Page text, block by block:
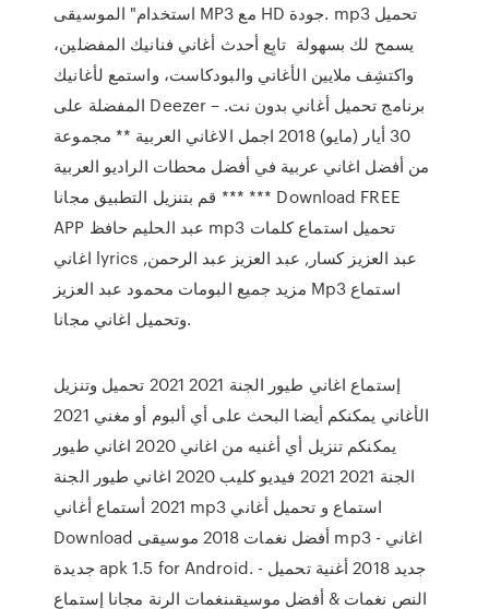
استخدام" الموسيقى MP3 مع HD جودة. mp3 تحميل
يسمح لك بسهولة تابِع أحدث أغاني فنانيك المفضلين،
واكتشِف ملايين الأغاني والبودكاست، واستمع لأغانيك
المفضلة على Deezer – برنامج تحميل أغاني بدون نت.
30 أيار (مايو) 2018 اجمل الاغاني العربية ** مجموعة
من أفضل اغاني عربية في أفضل محطات الراديو العربية
*** قم بتنزيل التطبيق مجانا *** Download FREE
APP عبد الحليم حافظ mp3 تحميل استماع كلمات
اغاني lyrics عبد العزيز كسار, عبد العزيز عبد الرحمن,
مزيد جميع البومات محمود عبد العزيز Mp3 استماع
وتحميل اغاني مجانا.
إستماع اغاني طيور الجنة 2021 2021 تحميل وتنزيل
الأغاني يمكنكم أيضا البحث على أي ألبوم أو مغني 2021
يمكنكم تنزيل أي أغنيه من اغاني 2020 اغاني طيور
الجنة 2021 2021 فيديو كليب 2020 اغاني طيور الجنة
2021 أستماع أغاني mp3 استماع و تحميل أغاني
Download أفضل نغمات 2018 موسيقى mp3 - اغاني
جديدة apk 1.5 for Android. جديد 2018 أغنية تحميل -
النص نغمات & أفضل موسيقىنغمات الرنة مجانا إستماع